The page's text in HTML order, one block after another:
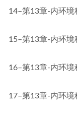
14–第13章-内环境
15–第13章-内环境
16–第13章-内环境
17–第13章-内环境